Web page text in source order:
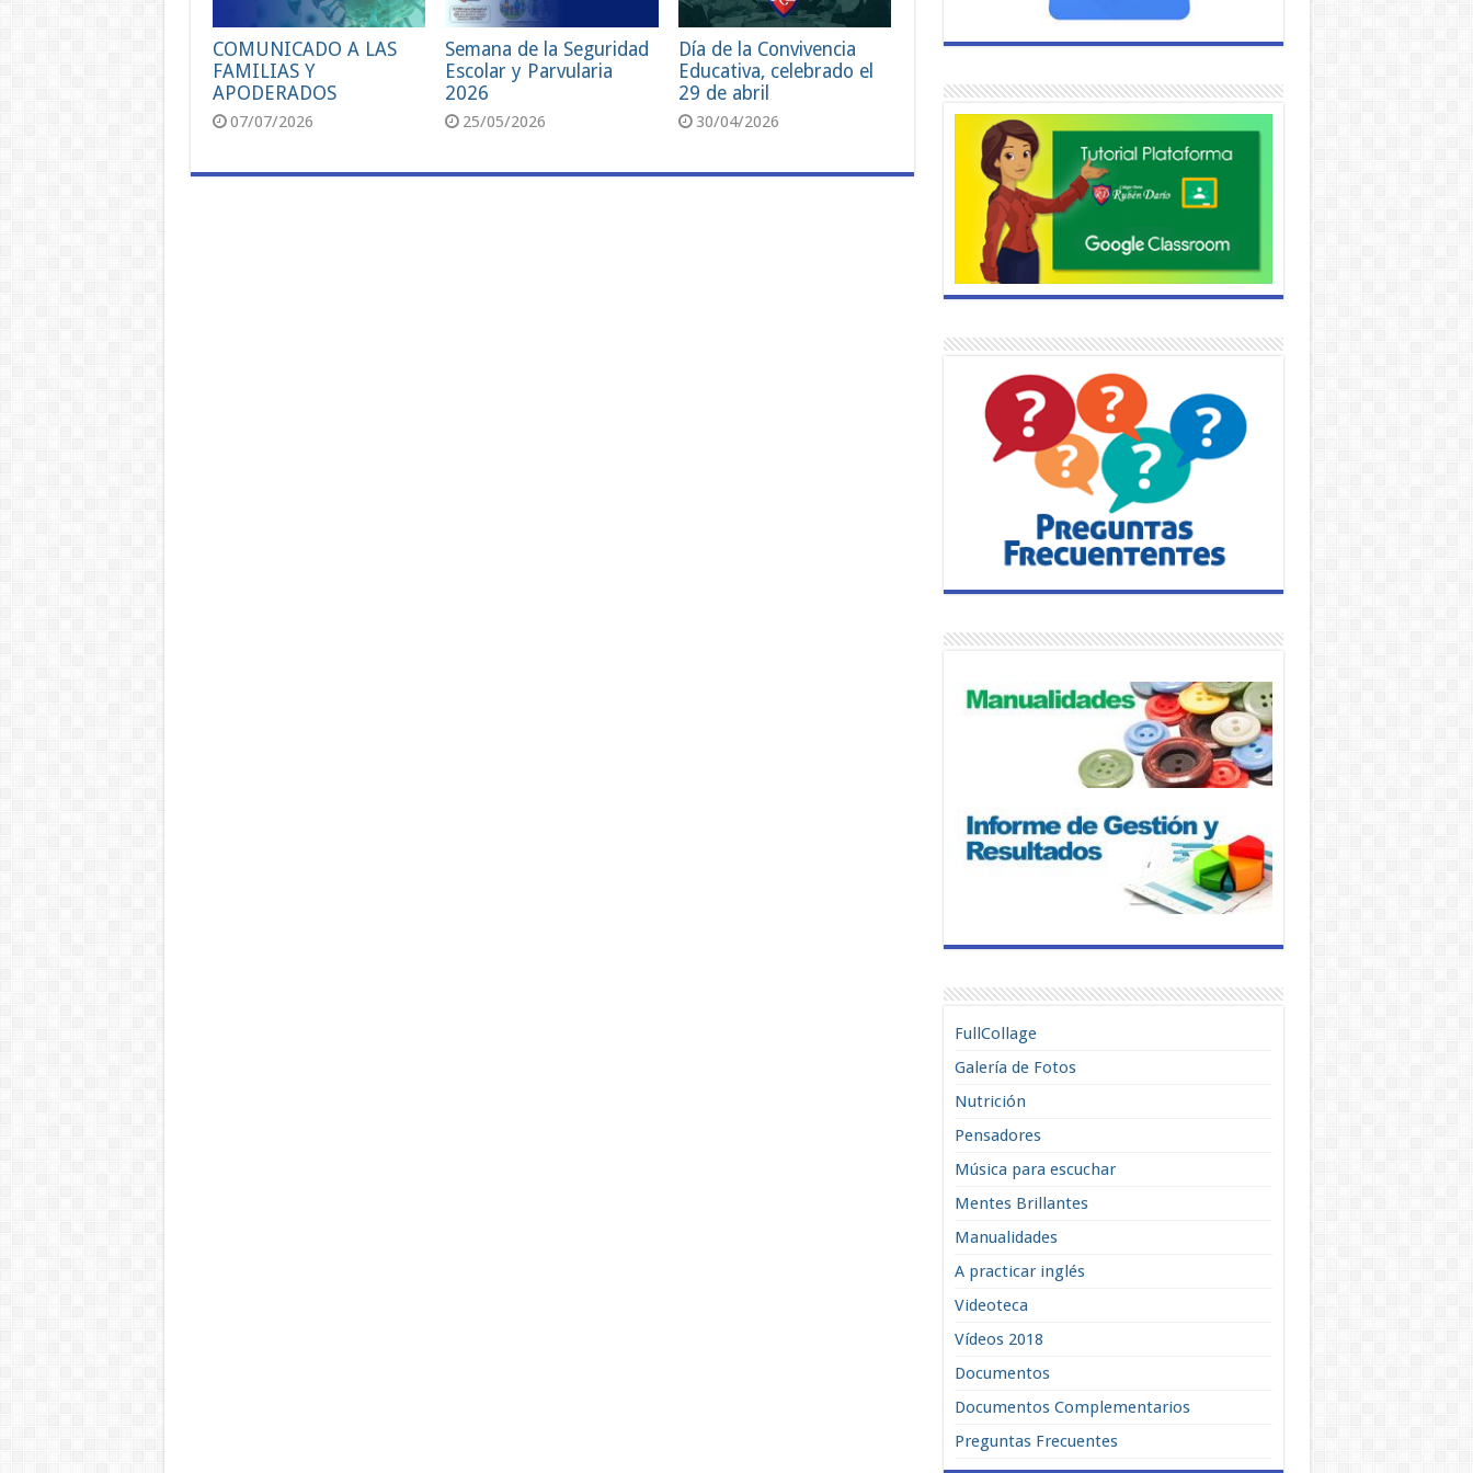
COMUNICADO A LAS
FAMILIAS Y
APODERADOS
07/07/2026
Semana de la Seguridad
Escolar y Parvularia
2026
25/05/2026
Día de la Convivencia
Educativa, celebrado el
29 de abril
30/04/2026
FullCollage
Galería de Fotos
Nutrición
Pensadores
Música para escuchar
Mentes Brillantes
Manualidades
A practicar inglés
Videoteca
Vídeos 2018
Documentos
Documentos Complementarios
Preguntas Frecuentes